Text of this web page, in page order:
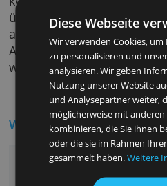
Vergleich zu einigen
Installation von
kein Muss. Positiv zu
Webinars erfahrener
gebührenfrei anbietet.
können sich
über Anlagestrategien
aneignen. Alles in
Angebot für Anleger
Diese Webseite
Wir verwenden
zu personalisieren und
analysieren. Wir